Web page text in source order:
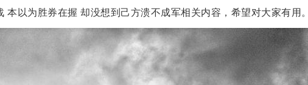
本以为胜券在握 却没想到己方溃不成军相关内容，希望对大家有用。